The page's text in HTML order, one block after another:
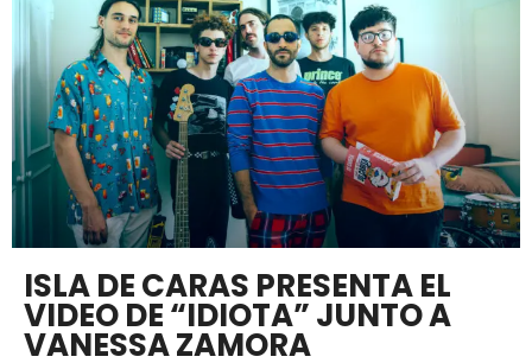
ISLA DE CARAS PRESENTA EL
VIDEO DE “IDIOTA” JUNTO A
VANESSA ZAMORA